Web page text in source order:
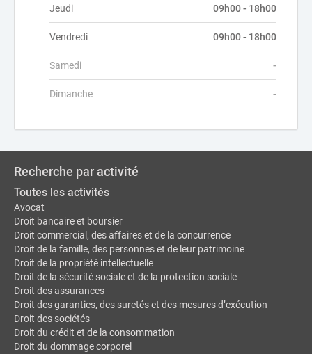
Jeudi 09h00 - 18h00
Vendredi 09h00 - 18h00
Samedi -
Dimanche -
Recherche par activité
Toutes les activités
Avocat
Droit bancaire et boursier
Droit commercial, des affaires et de la concurrence
Droit de la famille, des personnes et de leur patrimoine
Droit de la propriété intellectuelle
Droit de la sécurité sociale et de la protection sociale
Droit des assurances
Droit des garanties, des suretés et des mesures d’exécution
Droit des sociétés
Droit du crédit et de la consommation
Droit du dommage corporel